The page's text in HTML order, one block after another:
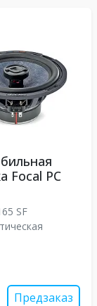
Focal PC
SF
Предзаказ